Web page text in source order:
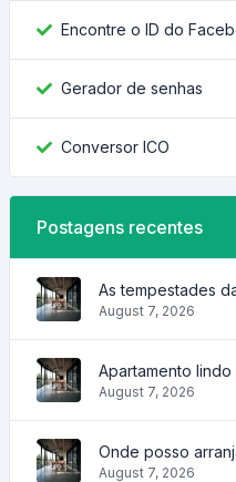
Encontre o ID do
Gerador de senhas
Conversor ICO
Postagens recentes
As tempestades
August 7, 2026
Apartamento
August 7, 2026
Onde posso
August 7, 2026